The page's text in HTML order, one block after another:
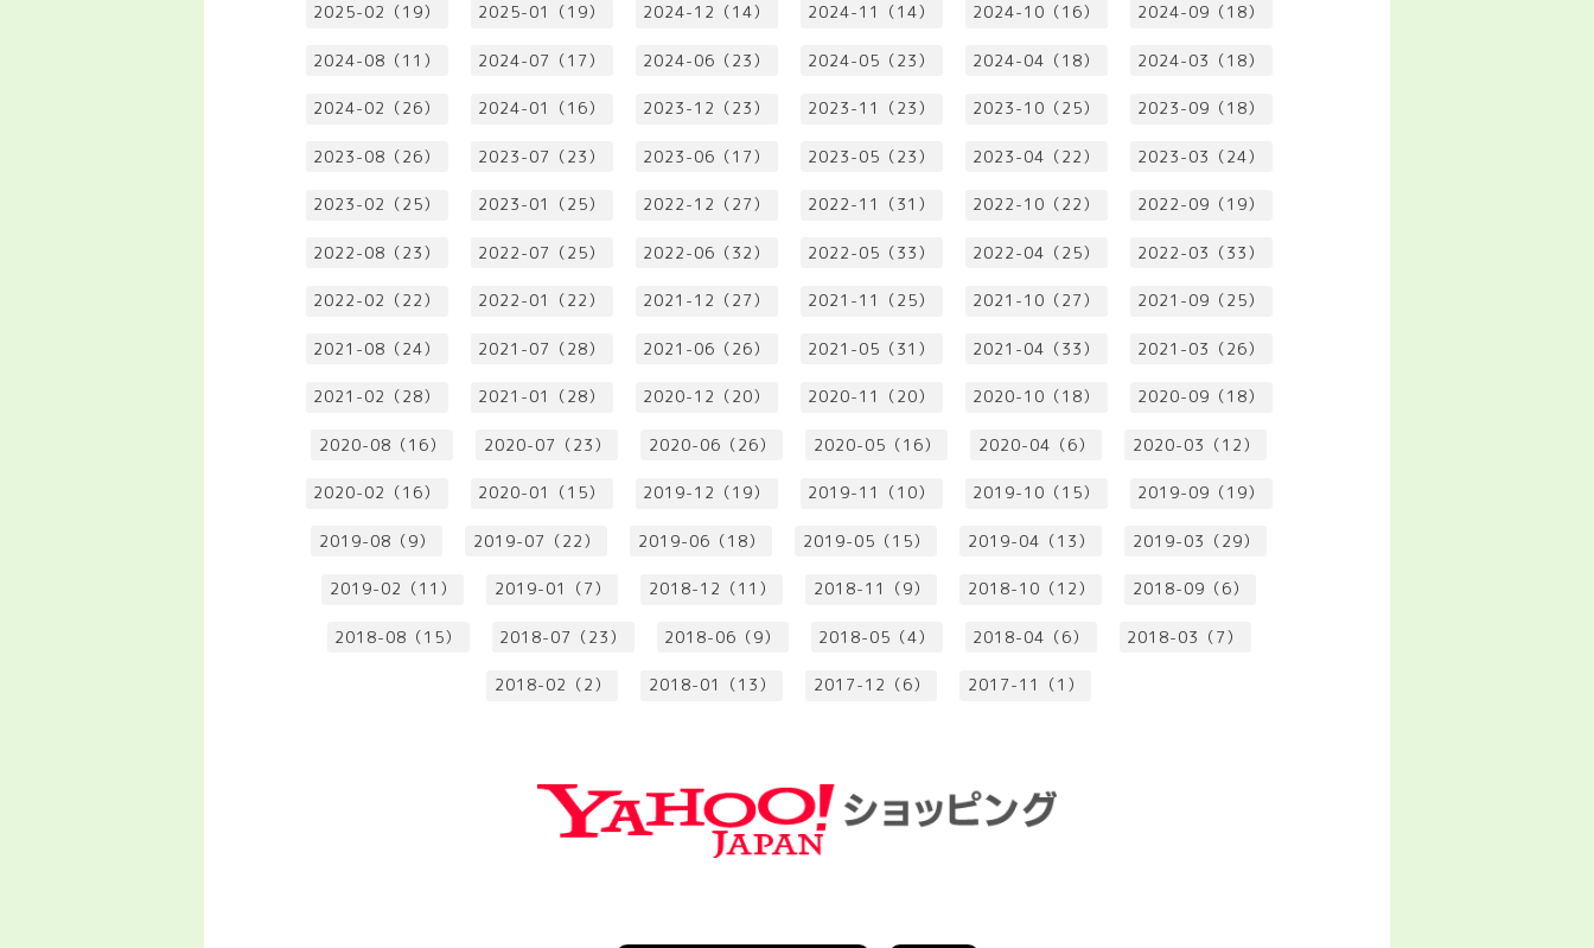
2025-02（19） 2025-01（19） 2024-12（14） 2024-11（14） 2024-10（16） 2024-09（18）
2024-08（11） 2024-07（17） 2024-06（23） 2024-05（23） 2024-04（18） 2024-03（18）
2024-02（26） 2024-01（16） 2023-12（23） 2023-11（23） 2023-10（25） 2023-09（18）
2023-08（26） 2023-07（23） 2023-06（17） 2023-05（23） 2023-04（22） 2023-03（24）
2023-02（25） 2023-01（25） 2022-12（27） 2022-11（31） 2022-10（22） 2022-09（19）
2022-08（23） 2022-07（25） 2022-06（32） 2022-05（33） 2022-04（25） 2022-03（33）
2022-02（22） 2022-01（22） 2021-12（27） 2021-11（25） 2021-10（27） 2021-09（25）
2021-08（24） 2021-07（28） 2021-06（26） 2021-05（31） 2021-04（33） 2021-03（26）
2021-02（28） 2021-01（28） 2020-12（20） 2020-11（20） 2020-10（18） 2020-09（18）
2020-08（16） 2020-07（23） 2020-06（26） 2020-05（16） 2020-04（6） 2020-03（12）
2020-02（16） 2020-01（15） 2019-12（19） 2019-11（10） 2019-10（15） 2019-09（19）
2019-08（9） 2019-07（22） 2019-06（18） 2019-05（15） 2019-04（13） 2019-03（29）
2019-02（11） 2019-01（7） 2018-12（11） 2018-11（9） 2018-10（12） 2018-09（6）
2018-08（15） 2018-07（23） 2018-06（9） 2018-05（4） 2018-04（6） 2018-03（7）
2018-02（2） 2018-01（13） 2017-12（6） 2017-11（1）